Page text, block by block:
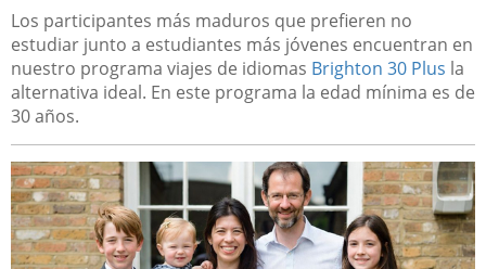
Los participantes más maduros que prefieren no
estudiar junto a estudiantes más jóvenes encuentran en
nuestro programa viajes de idiomas Brighton 30 Plus la
alternativa ideal. En este programa la edad mínima es de
30 años.